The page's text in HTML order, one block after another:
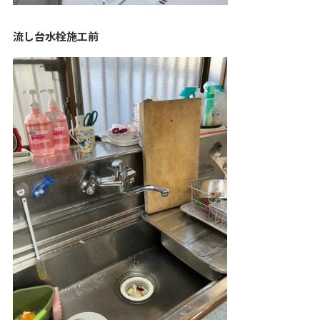
流し台水栓施工前